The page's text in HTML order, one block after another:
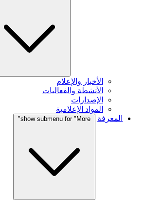
الأخبار والإعلام
الأنشطة والفعاليات
الإصدارات
المواد الإعلامية
المعرفة
show submenu for "More"